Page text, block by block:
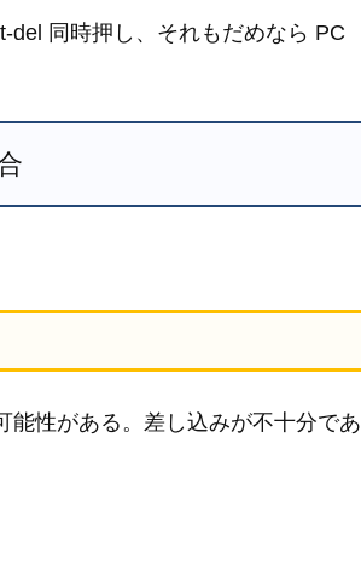
del 同時押し、それもだめなら PC
能性がある。差し込みが不十分であ